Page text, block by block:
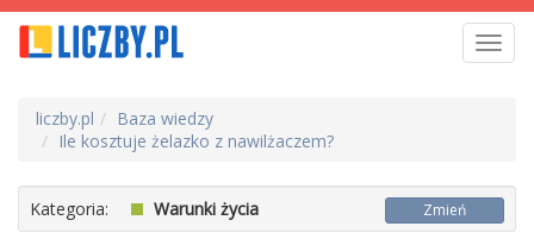
liczby.pl
Baza wiedzy
Ile kosztuje żelazko z nawilżaczem?
Kategoria: Warunki życia Zmień